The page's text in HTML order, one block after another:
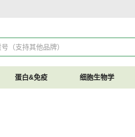
蛋白&免疫 细胞生物学